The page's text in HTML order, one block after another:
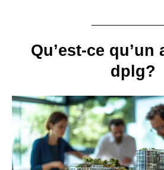
Qu’est-ce qu’un
dplg?